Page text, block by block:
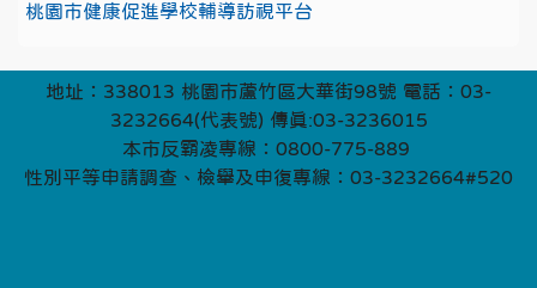
桃園市健康促進學校輔導訪視平台
地址：338013 桃園市蘆竹區大華街98號 電話：03-
3232664(代表號) 傳真:03-3236015
本市反霸凌專線：0800-775-889
性別平等申請調查、檢舉及申復專線：03-3232664#520